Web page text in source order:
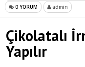
0 YORUM
admin
Çikolatalı
Yapılır